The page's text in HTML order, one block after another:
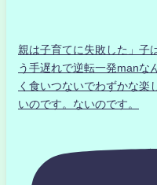
親は子育てに失敗した」子
う手遅れで逆転一発manな
く食いつないでわずかな楽
いのです。ないのです。